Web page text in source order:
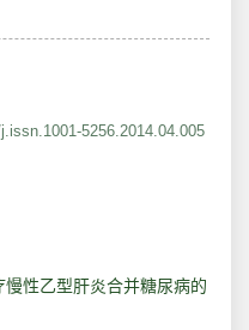
5256.2014.04.005
性乙型肝炎合并糖尿病的